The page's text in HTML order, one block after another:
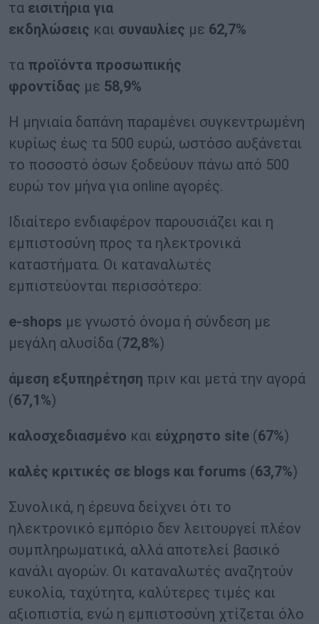
τα εισιτήρια για
εκδηλώσεις και συναυλίες με 62,7%
τα προϊόντα προσωπικής
φροντίδας με 58,9%
Η μηνιαία δαπάνη παραμένει συγκεντρωμένη
κυρίως έως τα 500 ευρώ, ωστόσο αυξάνεται
το ποσοστό όσων ξοδεύουν πάνω από 500
ευρώ τον μήνα για online αγορές.
Ιδιαίτερο ενδιαφέρον παρουσιάζει και η
εμπιστοσύνη προς τα ηλεκτρονικά
καταστήματα. Οι καταναλωτές
εμπιστεύονται περισσότερο:
e-shops με γνωστό όνομα ή σύνδεση με
μεγάλη αλυσίδα (72,8%)
άμεση εξυπηρέτηση πριν και μετά την αγορά
(67,1%)
καλοσχεδιασμένο και εύχρηστο site (67%)
καλές κριτικές σε blogs και forums (63,7%)
Συνολικά, η έρευνα δείχνει ότι το
ηλεκτρονικό εμπόριο δεν λειτουργεί πλέον
συμπληρωματικά, αλλά αποτελεί βασικό
κανάλι αγορών. Οι καταναλωτές αναζητούν
ευκολία, ταχύτητα, καλύτερες τιμές και
αξιοπιστία, ενώ η εμπιστοσύνη χτίζεται όλο